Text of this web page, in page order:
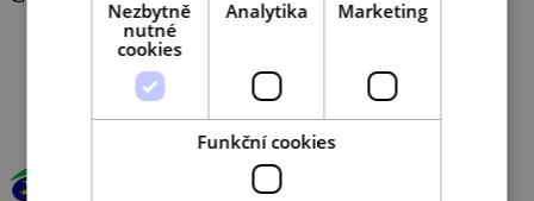
Veřejné zakázky
Nezbytně
nutné
cookies
Analytika Marketing
Funkční cookies